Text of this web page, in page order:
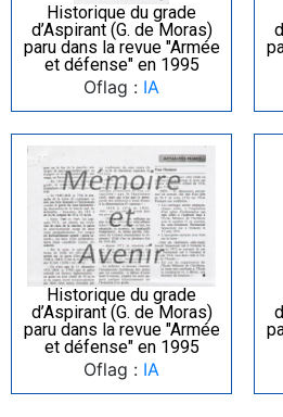
Historique du grade
d’Aspirant (G. de Moras)
paru dans la revue "Armée
et défense" en 1995
Oflag : IA
Historique du grade
d’Aspirant (G. de Moras)
paru dans la revue "Armée
et défense" en 1995
Oflag : IA